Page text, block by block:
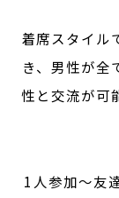
着席スタイル
き、男性が全
性と交流が可
1人参加～友